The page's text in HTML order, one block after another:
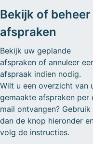
Bekijk of beheer
afspraken
Bekijk uw geplande
afspraken of annuleer
afspraak indien nodig.
Wilt u een overzicht van
gemaakte afspraken per
mail ontvangen? Gebruik
dan de knop hieronder
volg de instructies.